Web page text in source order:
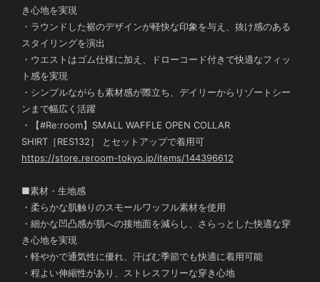
き心地を実現
・ラウンドした裾のデザインが軽快な印象を与え、抜け感のある
スタイリングを演出
・ウエストはゴム仕様に加え、ドローコード付きで快適なフィッ
ト感を実現
・シンプルながらも素材感が際立ち、デイリーからリゾートシー
ンまで幅広く活躍
・【#Re:room】SMALL WAFFLE OPEN COLLAR
SHIRT［RES132］ とセットアップで着用可
https://store.reroom-tokyo.jp/items/144396612
■素材・生地感
・柔らかな肌触りのスモールワッフル素材を使用
・細かな凹凸感が肌への接地面を減らし、さらっとした快適な穿
き心地を実現
・軽やかで通気性に優れ、汗ばむ季節でも快適に着用可能
・程よい伸縮性があり、ストレスフリーな穿き心地